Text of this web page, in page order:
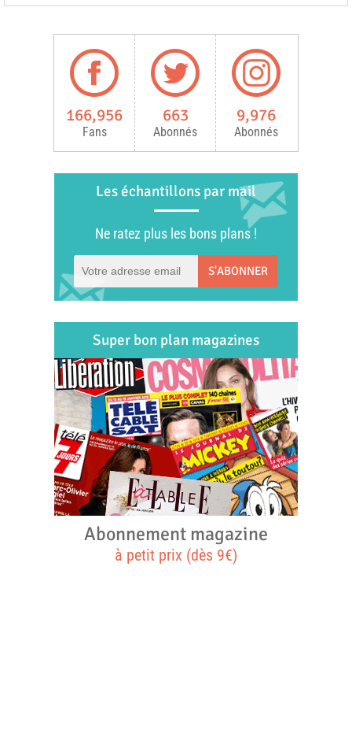
166,956
Fans
663
Abonnés
9,976
Abonnés
Les échantillons par mail
Ne ratez plus les bons plans !
S'ABONNER
Super bon plan magazines
Abonnement magazine
à petit prix (dès 9€)